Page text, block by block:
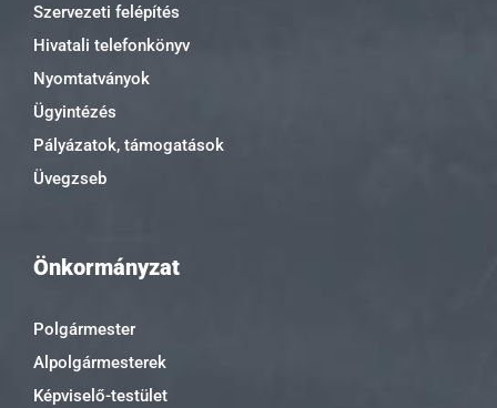
Szervezeti felépítés
Hivatali telefonkönyv
Nyomtatványok
Ügyintézés
Pályázatok, támogatások
Üvegzseb
Önkormányzat
Polgármester
Alpolgármesterek
Képviselő-testület